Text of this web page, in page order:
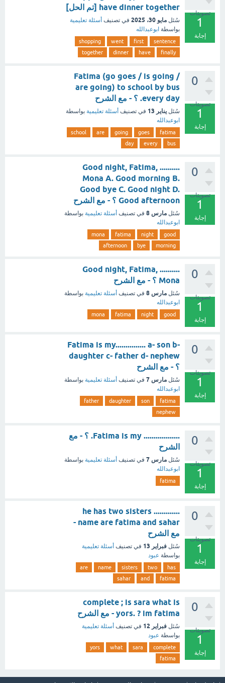
تصويتات
1
إجابة
have dinner together [تم الحل]
سُئل مايو 30، 2025 في تصنيف أسئلة تعليمية
بواسطة ابوعبدالله
sentence
first
went
shopping
finally
have
dinner
together
0
تصويتات
1
إجابة
Fatima (go goes / is going /
are going) to school by bus
every day. ؟ - مع الشرح
سُئل يناير 13 في تصنيف أسئلة تعليمية بواسطة
ابوعبدالله
fatima
goes
going
are
school
bus
every
day
0
تصويتات
1
إجابة
Good night, Fatima, ..........
Mona A. Good morning B.
Good bye C. Good night D.
Good afternoon ؟ - مع الشرح
سُئل مارس 8 في تصنيف أسئلة تعليمية بواسطة
ابوعبدالله
good
night
fatima
mona
morning
bye
afternoon
0
تصويتات
1
إجابة
Good night, Fatima, ..........
Mona ؟ - مع الشرح
سُئل مارس 8 في تصنيف أسئلة تعليمية بواسطة
ابوعبدالله
good
night
fatima
mona
0
تصويتات
1
إجابة
Fatima is my............... a- son b-
daughter c- father d- nephew
؟ - مع الشرح
سُئل مارس 7 في تصنيف أسئلة تعليمية بواسطة
ابوعبدالله
fatima
son
daughter
father
nephew
0
تصويتات
1
إجابة
.................. Fatima is my. ؟ - مع
الشرح
سُئل مارس 7 في تصنيف أسئلة تعليمية بواسطة
ابوعبدالله
fatima
0
تصويتات
1
إجابة
he has two sisters .............
name are fatima and sahar -
مع الشرح
سُئل فبراير 13 في تصنيف أسئلة تعليمية
بواسطة عبود
has
two
sisters
name
are
fatima
and
sahar
0
تصويتات
1
إجابة
complete ; is sara what is
yors. ? im fatima - مع الشرح
سُئل فبراير 12 في تصنيف أسئلة تعليمية
بواسطة عبود
complete
sara
what
yors
fatima